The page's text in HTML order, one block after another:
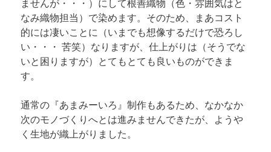
ませんが・・・）にして根善織物（色・雰囲気はと
なみ織物担当）で染めます。そのため、まあコスト
的には凄いことに（いまでも想像するだけで恐ろし
い・・・ 苦笑）なりますが、仕上がりは（そうでな
いと困りますが）とてもとても良いものができま
す。
通常の『あまみーいろ』制作もあるため、なかなか
次のモノづくりへとは進みませんできたが、ようや
く生地が織上がりました。